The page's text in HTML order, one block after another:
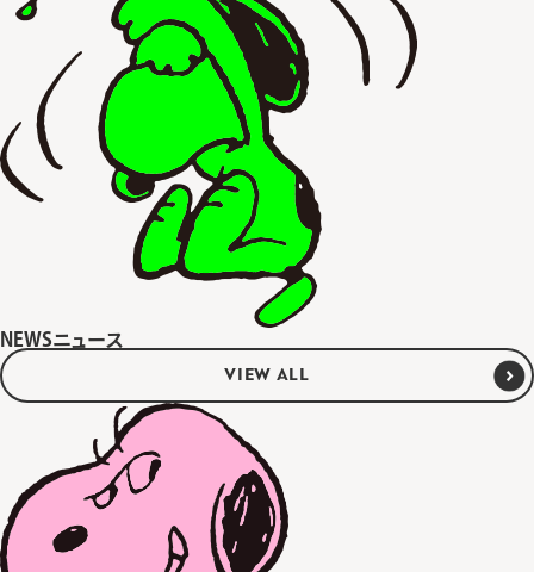
NEWSニュース
VIEW ALL